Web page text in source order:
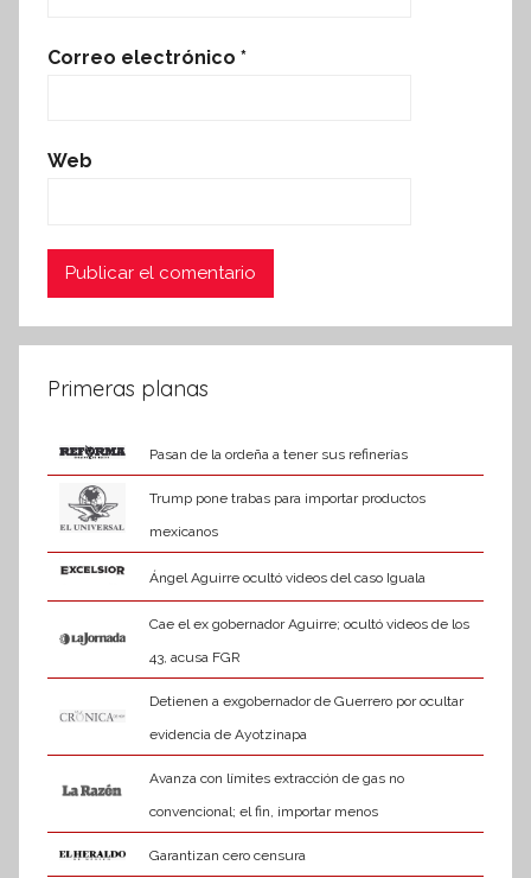
Correo electrónico *
Web
Primeras planas
Pasan de la ordeña a tener sus refinerías
Trump pone trabas para importar productos
mexicanos
Ángel Aguirre ocultó videos del caso Iguala
Cae el ex gobernador Aguirre; ocultó videos de los
43, acusa FGR
Detienen a exgobernador de Guerrero por ocultar
evidencia de Ayotzinapa
Avanza con límites extracción de gas no
convencional; el fin, importar menos
Garantizan cero censura